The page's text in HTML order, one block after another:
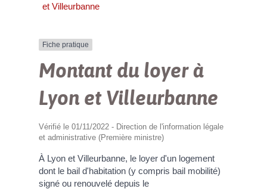
et Villeurbanne
Fiche pratique
Montant du loyer à
Lyon et Villeurbanne
Vérifié le 01/11/2022 - Direction de l'information légale
et administrative (Première ministre)
À Lyon et Villeurbanne, le loyer d'un logement
dont le bail d'habitation (y compris bail mobilité)
signé ou renouvelé depuis le